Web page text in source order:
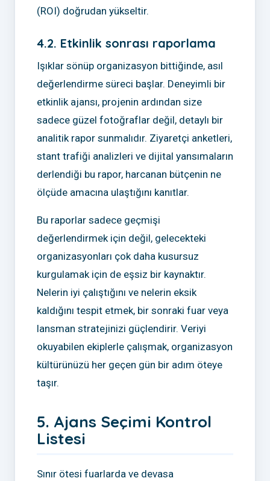
(ROI) doğrudan yükseltir.
4.2. Etkinlik sonrası raporlama
Işıklar sönüp organizasyon bittiğinde, asıl
değerlendirme süreci başlar. Deneyimli bir
etkinlik ajansı, projenin ardından size
sadece güzel fotoğraflar değil, detaylı bir
analitik rapor sunmalıdır. Ziyaretçi anketleri,
stant trafiği analizleri ve dijital yansımaların
derlendiği bu rapor, harcanan bütçenin ne
ölçüde amacına ulaştığını kanıtlar.
Bu raporlar sadece geçmişi
değerlendirmek için değil, gelecekteki
organizasyonları çok daha kusursuz
kurgulamak için de eşsiz bir kaynaktır.
Nelerin iyi çalıştığını ve nelerin eksik
kaldığını tespit etmek, bir sonraki fuar veya
lansman stratejinizi güçlendirir. Veriyi
okuyabilen ekiplerle çalışmak, organizasyon
kültürünüzü her geçen gün bir adım öteye
taşır.
5. Ajans Seçimi Kontrol
Listesi
Sınır ötesi fuarlarda ve devasa